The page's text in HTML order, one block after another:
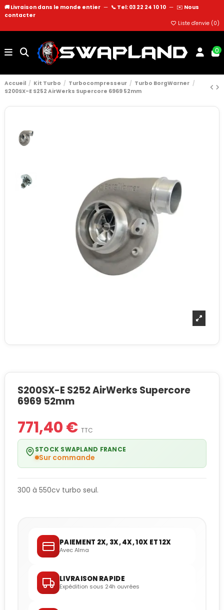
🚚 Livraison dans le monde entier — 📞 Tel: 03 22 24 10 10 — ✉️ Nous
contacter
Liste d'envie (0)
0
Accueil Kit Turbo Turbocompresseur
Turbo BorgWarner
S200SX-E S252 AirWerks Supercore 6969 52mm
S200SX-E S252 AirWerks Supercore
6969 52mm
771,40 € TTC
STOCK SWAPLAND FRANCE
Sur commande
300 à 550cv turbo seul.
PAIEMENT 2X, 3X, 4X, 10X ET 12X
Avec Alma
LIVRAISON RAPIDE
Expédition sous 24h ouvrées